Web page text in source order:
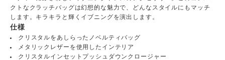
クトなクラッチバッグは幻想的な魅力で、どんなスタイルにもマッチ
します。キラキラと輝くイブニングを演出します。
仕様
クリスタルをあしらったノベルティバッグ
メタリックレザーを使用したインテリア
クリスタルインセットプッシュダウンクロージャー